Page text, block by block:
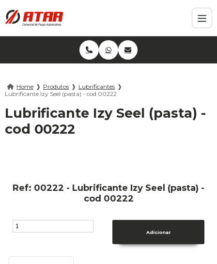
Home ❱ Produtos ❱ Lubrificantes ❱
Lubrificante Izy Seel (pasta) - cod 00222
Lubrificante Izy Seel (pasta) -
cod 00222
Ref: 00222 - Lubrificante Izy Seel (pasta) -
cod 00222